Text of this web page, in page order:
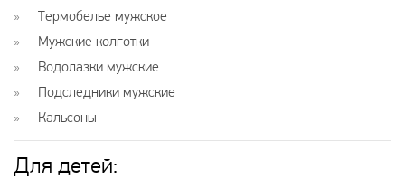
Термобелье мужское
Мужские колготки
Водолазки мужские
Подследники мужские
Кальсоны
Для детей: